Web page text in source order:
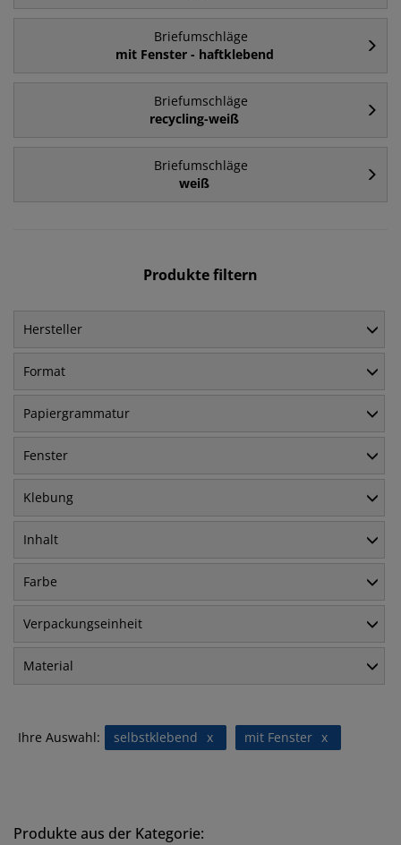
Briefumschläge
mit Fenster - haftklebend
Briefumschläge
recycling-weiß
Briefumschläge
weiß
Produkte filtern
Hersteller
Format
Papiergrammatur
Fenster
Klebung
Inhalt
Farbe
Verpackungseinheit
Material
Ihre Auswahl: x
selbstklebend x
mit Fenster
Produkte aus der Kategorie: